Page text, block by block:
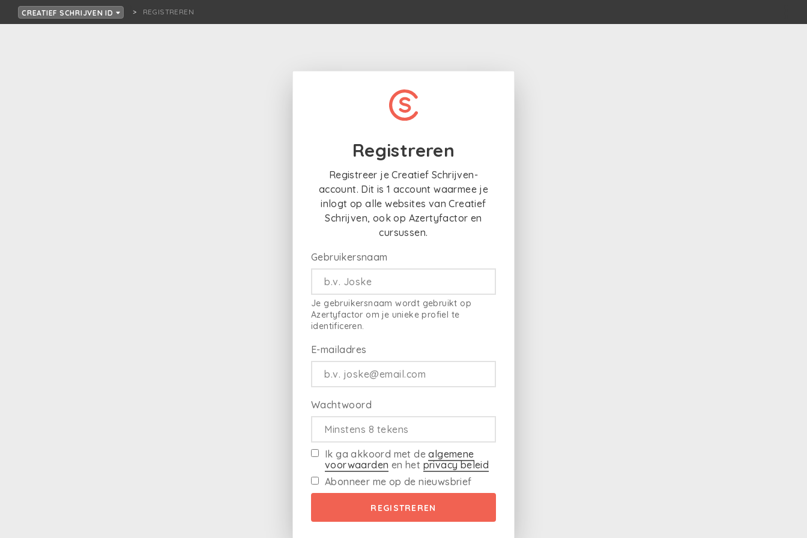
CREATIEF SCHRIJVEN ID REGISTREREN
Registreren
Registreer je Creatief Schrijven-
account. Dit is 1 account waarmee je
inlogt op alle websites van Creatief
Schrijven, ook op Azertyfactor en
cursussen.
Gebruikersnaam
Je gebruikersnaam wordt gebruikt op
Azertyfactor om je unieke profiel te
identificeren.
E-mailadres
Wachtwoord
Ik ga akkoord met dealgemene
voorwaarden en het privacy beleid
Abonneer me op de nieuwsbrief
REGISTREREN